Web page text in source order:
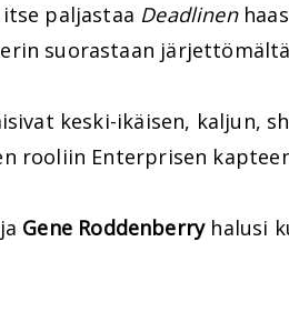
paljastaa Deadlinen
suorastaan
keski-ikäisen, kaljun,
rooliin Enterprisen
Gene Roddenberryhalusi